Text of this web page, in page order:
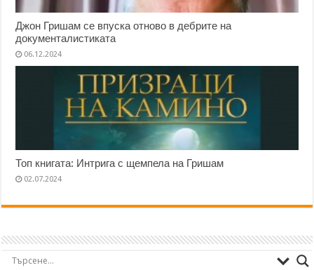
Джон Гришам се впуска отново в дебрите на
документалистиката
06.12.2024
Топ книгата: Интрига с щемпела на Гришам
02.07.2024